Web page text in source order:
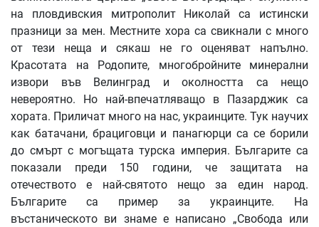
на пловдивския митрополит Николай са истински
празници за мен. Местните хора са свикнали с много
от тези неща и сякаш не го оценяват напълно.
Красотата на Родопите, многобройните минерални
извори във Велинград и околността са нещо
невероятно. Но най-впечатляващо в Пазарджик са
хората. Приличат много на нас, украинците. Тук научих
как батачани, брациговци и панагюрци са се борили
до смърт с могъщата турска империя. Българите са
показали преди 150 години, че защитата на
отечеството е най-святото нещо за един народ.
Българите са пример за украинците. На
въстаническото ви знаме е написано „Свобода или